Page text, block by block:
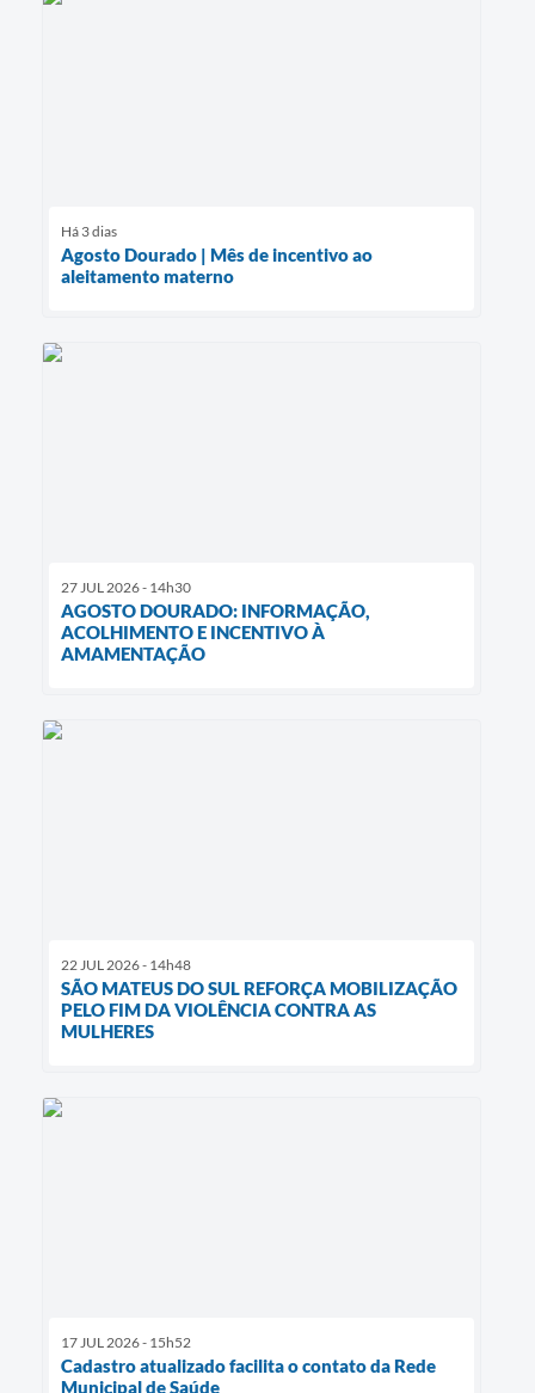
Há 3 dias
Agosto Dourado | Mês de incentivo ao
aleitamento materno
27 JUL 2026 - 14h30
AGOSTO DOURADO: INFORMAÇÃO,
ACOLHIMENTO E INCENTIVO À
AMAMENTAÇÃO
22 JUL 2026 - 14h48
SÃO MATEUS DO SUL REFORÇA MOBILIZAÇÃO
PELO FIM DA VIOLÊNCIA CONTRA AS
MULHERES
17 JUL 2026 - 15h52
Cadastro atualizado facilita o contato da Rede
Municipal de Saúde